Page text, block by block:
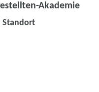
Akademie
Standort